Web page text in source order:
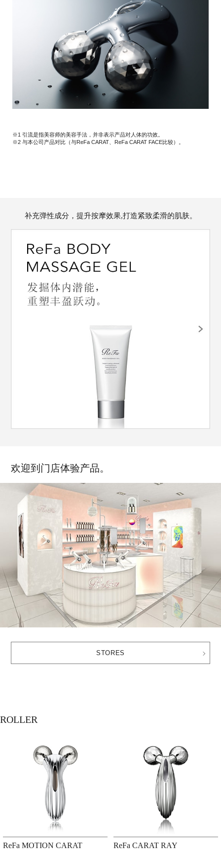
※1 引流是指美容师的美容手法，并非表示产品对人体的功效。
※2 与本公司产品对比（与ReFa CARAT、ReFa CARAT FACE比较）。
补充弹性成分，提升按摩效果,打造紧致柔滑的肌肤。
欢迎到门店体验产品。
STORES
ROLLER
ReFa MOTION CARAT ReFa CARAT RAY